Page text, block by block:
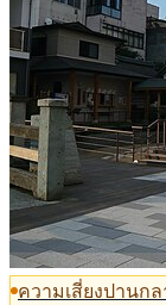
ความเสี่ยงปานกล